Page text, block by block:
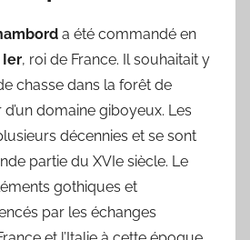
a été commandé en
Ier, roi de France. Il souhaitait y
chasse dans la forêt de
domaine giboyeux. Les
décennies et se sont
partie du XVIe siècle. Le
gothiques et
par les échanges